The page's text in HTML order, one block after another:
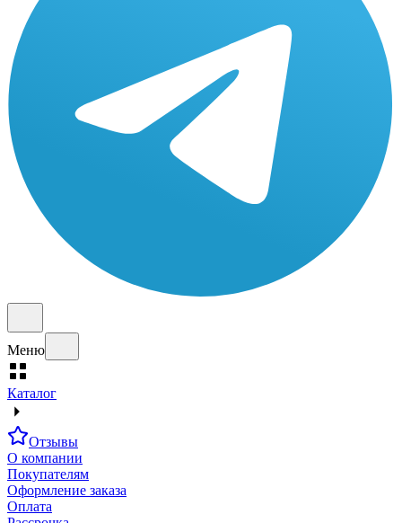
Меню
Каталог
Отзывы
О компании
Покупателям
Оформление заказа
Оплата